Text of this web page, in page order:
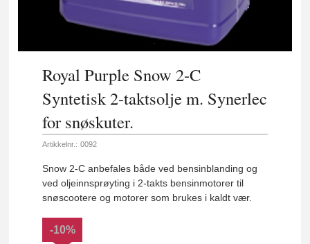
Royal Purple Snow 2-C
Syntetisk 2-taktsolje m. Synerlec
for snøskuter.
Artikkelnr.: 0092
Snow 2-C anbefales både ved bensinblanding og
ved oljeinnsprøyting i 2-takts bensinmotorer til
snøscootere og motorer som brukes i kaldt vær.
-10%